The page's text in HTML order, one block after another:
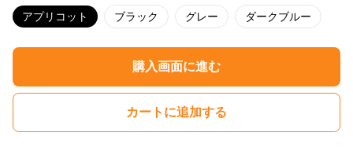
アプリコット ブラック グレー ダークブルー
購入画面に進む
カートに追加する